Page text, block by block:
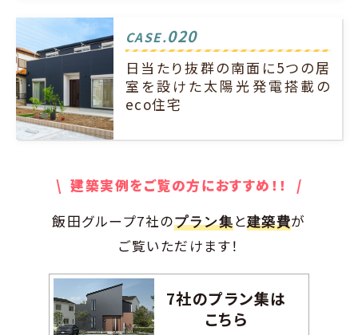
CASE.020
日当たり抜群の南面に5つの居
室を設けた太陽光発電搭載の
eco住宅
\ 建築実例をご覧の方におすすめ！！ /
飯田グループ7社のプラン集と建築費が
ご覧いただけます！
7社のプラン集は
こちら